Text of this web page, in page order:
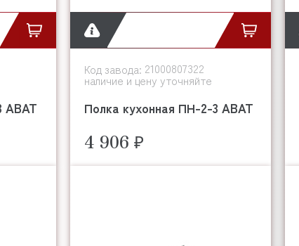
ABAT
Код завода: 21000807322
наличие и цену уточняйте
Полка кухонная ПН-2-3 ABAT
4 906 ₽